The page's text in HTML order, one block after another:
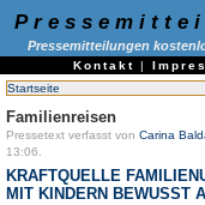
Pressemitteilungen
Kontakt |
Startseite
Familienreisen
Pressetext verfasst von Carina
13:06.
KRAFTQUELLE
MIT KINDERN BEWUSST